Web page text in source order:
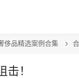
侈品精选案例合集
击！